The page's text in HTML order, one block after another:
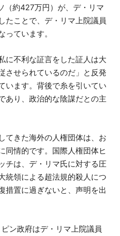
（約427万円）が、デ・リマ
たことで、デ・リマ上院議員
っています。
に不利な証言をした証人は大
させられているのだ」と反発
います。背後で糸を引いてい
あり、政治的な陰謀だとの主
てきた海外の人権団体は、お
同情的です。国際人権団体ヒ
チは、デ・リマ氏に対する圧
統領による超法規的殺人につ
措置に過ぎないと、声明を出
ン政府はデ・リマ上院議員